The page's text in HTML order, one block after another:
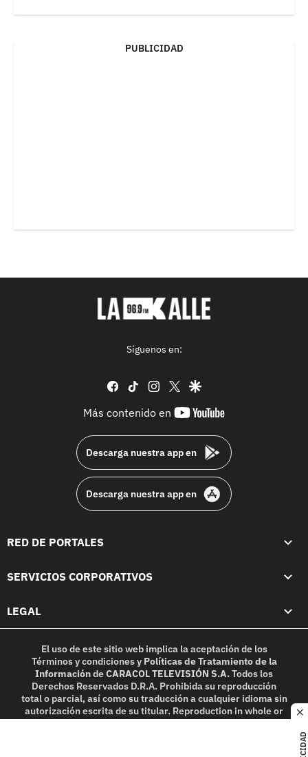
PUBLICIDAD
Síguenos en:
facebook
tiktok instagram
twittergoogle
Más contenido en
youtube-
Descarga nuestra app en
Descarga nuestra app en
RED DE PORTALES
SERVICIOS CORPORATIVOS
LEGAL
El uso de este sitio web implica la aceptación de los
Términos y condicionesy Políticas de Tratamiento de la
InformacióndeCARACOL TELEVISIÓN S.A.Todos los
Derechos Reservados D.R.A. Prohibida su reproducción
total o parcial, así como su traducción a cualquier idioma sin
autorización escrita de su titular. Reproduction in whole or
in part, or translation without written permission is